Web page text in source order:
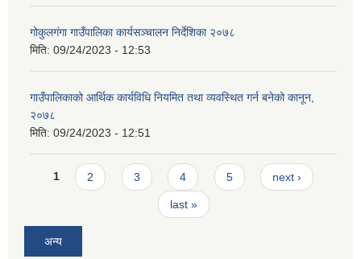
गोकुलगंगा गाउँपालिका कार्यसञ्चालन निर्देशिका २०७८
मिति: 09/24/2023 - 12:53
गाउँपालिकाको आर्थिक कार्यविधि नियमित तथा व्यवस्थित गर्न बनेको कानून,
२०७८
मिति: 09/24/2023 - 12:51
Pages
1 2 3 4 5 next ›
last »
अन्य